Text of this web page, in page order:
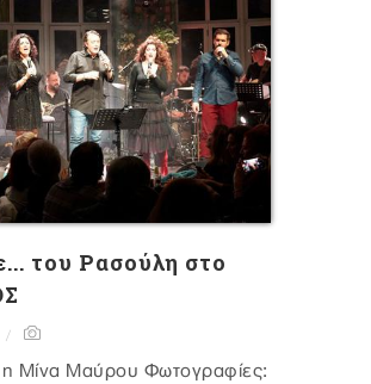
του Ρασούλη στο
η Μίνα Μαύρου Φωτογραφίες: